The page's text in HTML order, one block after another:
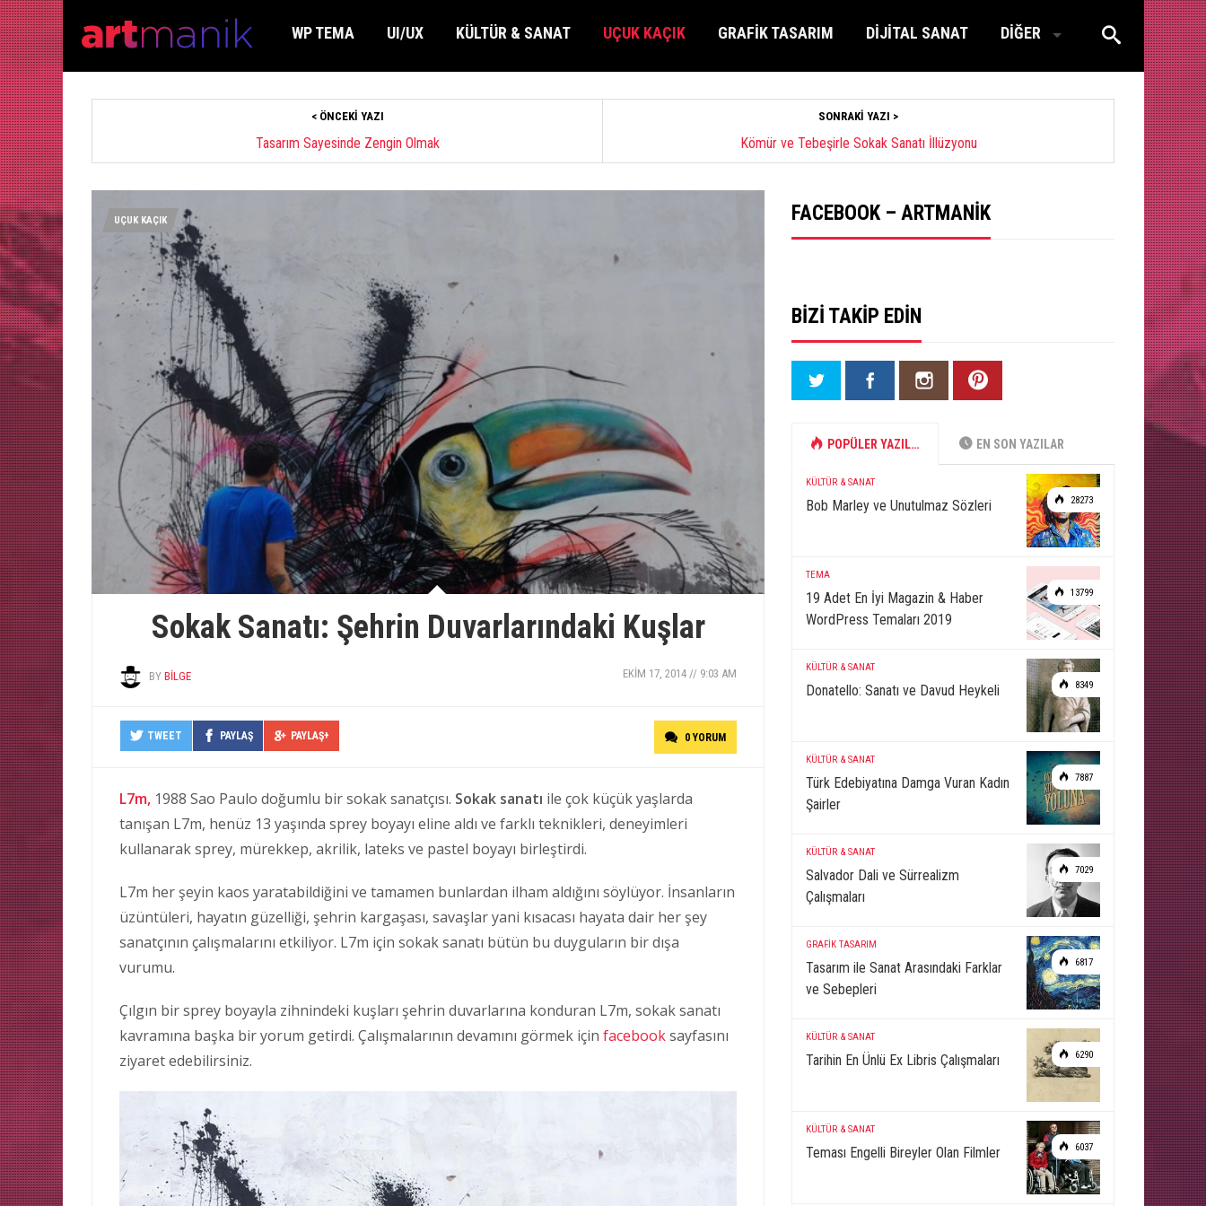
WP TEMA UI/UX KÜLTÜR & SANAT UÇUK KAÇIK GRAFİK TASARIM DİJİTAL SANAT DİĞER
< ÖNCEKI YAZI
Tasarım Sayesinde Zengin Olmak
SONRAKI YAZI >
Kömür ve Tebeşirle Sokak Sanatı İllüzyonu
UÇUK KAÇIK
Sokak Sanatı: Şehrin Duvarlarındaki Kuşlar
BY BILGE EKIM 17, 2014 // 9:03 AM
TWEET PAYLAŞ PAYLAŞ+ 0 YORUM
L7m, 1988 Sao Paulo doğumlu bir sokak sanatçısı. Sokak sanatı ile çok küçük yaşlarda
tanışan L7m, henüz 13 yaşında sprey boyayı eline aldı ve farklı teknikleri, deneyimleri
kullanarak sprey, mürekkep, akrilik, lateks ve pastel boyayı birleştirdi.
L7m her şeyin kaos yaratabildiğini ve tamamen bunlardan ilham aldığını söylüyor. İnsanların
üzüntüleri, hayatın güzelliği, şehrin kargaşası, savaşlar yani kısacası hayata dair her şey
sanatçının çalışmalarını etkiliyor. L7m için sokak sanatı bütün bu duyguların bir dışa
vurumu.
Çılgın bir sprey boyayla zihnindeki kuşları şehrin duvarlarına konduran L7m, sokak sanatı
kavramına başka bir yorum getirdi. Çalışmalarının devamını görmek için facebooksayfasını
ziyaret edebilirsiniz.
FACEBOOK – ARTMANIK
BIZI TAKIP EDIN
POPÜLER YAZILAR EN SON YAZILAR
28273
KÜLTÜR & SANAT
Bob Marley ve Unutulmaz Sözleri
13799
TEMA
19 Adet En İyi Magazin & Haber
WordPress Temaları 2019
8349
KÜLTÜR & SANAT
Donatello: Sanatı ve Davud Heykeli
7887
KÜLTÜR & SANAT
Türk Edebiyatına Damga Vuran Kadın
Şairler
7029
KÜLTÜR & SANAT
Salvador Dali ve Sürrealizm
Çalışmaları
6817
GRAFİK TASARIM
Tasarım ile Sanat Arasındaki Farklar
ve Sebepleri
6290
KÜLTÜR & SANAT
Tarihin En Ünlü Ex Libris Çalışmaları
6037
KÜLTÜR & SANAT
Teması Engelli Bireyler Olan Filmler